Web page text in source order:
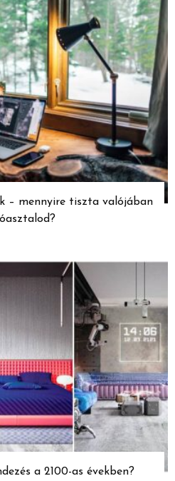
– mennyire tiszta valójában
a 2100-as években?